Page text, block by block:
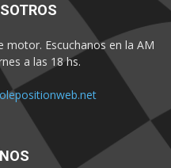
motor. Escuchanos en la AM
a las 18 hs.